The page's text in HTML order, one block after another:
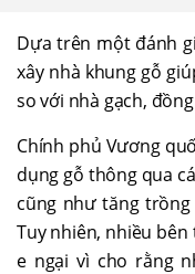
Dựa trên một đánh
xây nhà khung gỗ
so với nhà gạch,
Chính phủ Vương
dụng gỗ thông qua
cũng như tăng
Tuy nhiên, nhiều
e ngại vì cho rằng